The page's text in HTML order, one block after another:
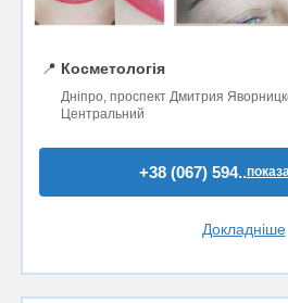
📍 Косметологія
Дніпро, проспект Дмитрия
Центральний
+38 (067) 594..
Докладніше